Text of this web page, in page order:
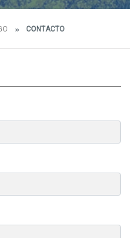
CONTACTO